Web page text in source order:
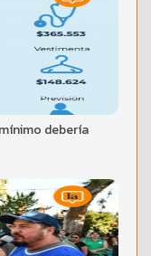
debería